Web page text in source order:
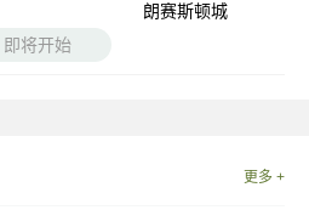
朗赛斯顿城
即将开始
更多 +